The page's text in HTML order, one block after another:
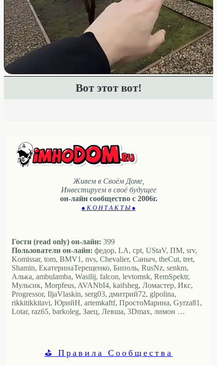
Вот этот вот!
Живем в Своём Доме,
Инвестируем в своё будущее
он-лайн сообщество с 2006г.
● К О Н Т А К Т Ы ●
Гости (read only) он-лайн: 399
Пользователи он-лайн: федор, LA, cpt, UStaV, ПМ, srv,
Komissar, tom, BMV1, nvs, Chevalier, Саныч, theCut, tret,
Shamin, ЕкатеринаТерещенко, Биполь, RusNz, senkm,
Алька, ambulamba, Wasilij, falcon, levtomsk, RemSpektr,
Мульсик, Morpfeus, AVANbI4, kaifsheg, Ломастер, Икс,
Progressor, IljaVlaskin, serg03, дмитрий72, glpolina,
rikkitikkitavi, ЮрийН, artemkaftf, ПростоМарина, Gyrza81,
Lotar, raz65, barkoleg, Заец, Левша, 3Dmax, лимон …
⛳ Правила Сообщества